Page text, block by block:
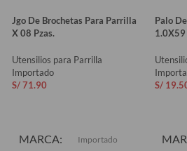
Jgo De Brochetas Para Parrilla
X 08 Pzas.
Utensilios para Parrilla
Importado
S/71.90
MARCA Importado
Palo
1.0X59
S/